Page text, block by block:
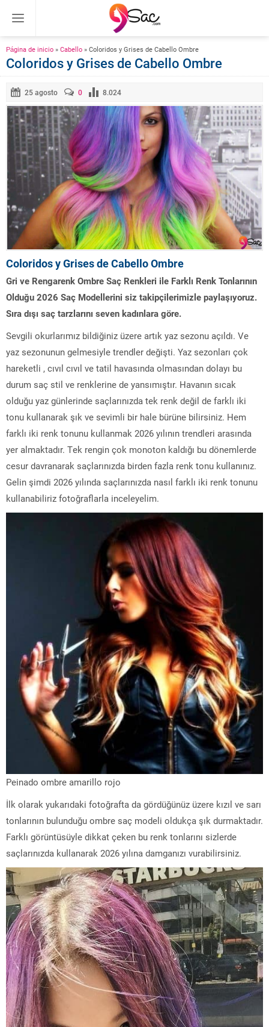
Página de inicio » Cabello » Coloridos y Grises de Cabello Ombre
Coloridos y Grises de Cabello Ombre
25 agosto 0 8.024
Coloridos y Grises de Cabello Ombre
Gri ve Rengarenk Ombre Saç Renkleri ile Farklı Renk Tonlarının
Olduğu 2026 Saç Modellerini siz takipçilerimizle paylaşıyoruz.
Sıra dışı saç tarzlarını seven kadınlara göre.
Sevgili okurlarımız bildiğiniz üzere artık yaz sezonu açıldı. Ve
yaz sezonunun gelmesiyle trendler değişti. Yaz sezonları çok
hareketli , cıvıl cıvıl ve tatil havasında olmasından dolayı bu
durum saç stil ve renklerine de yansımıştır. Havanın sıcak
olduğu yaz günlerinde saçlarınızda tek renk değil de farklı iki
tonu kullanarak şık ve sevimli bir hale bürüne bilirsiniz. Hem
farklı iki renk tonunu kullanmak 2026 yılının trendleri arasında
yer almaktadır. Tek rengin çok monoton kaldığı bu dönemlerde
cesur davranarak saçlarınızda birden fazla renk tonu kullanınız.
Gelin şimdi 2026 yılında saçlarınızda nasıl farklı iki renk tonunu
kullanabiliriz fotoğraflarla inceleyelim.
Peinado ombre amarillo rojo
İlk olarak yukarıdaki fotoğrafta da gördüğünüz üzere kızıl ve sarı
tonlarının bulunduğu ombre saç modeli oldukça şık durmaktadır.
Farklı görüntüsüyle dikkat çeken bu renk tonlarını sizlerde
saçlarınızda kullanarak 2026 yılına damganızı vurabilirsiniz.